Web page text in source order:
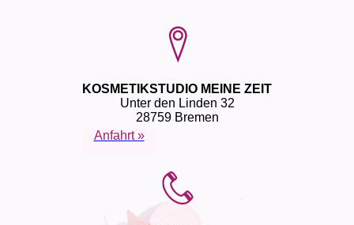
KOSMETIKSTUDIO MEINE ZEIT
Unter den Linden 32
28759 Bremen
Anfahrt »